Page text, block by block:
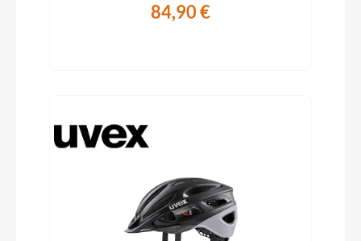
84,90 €